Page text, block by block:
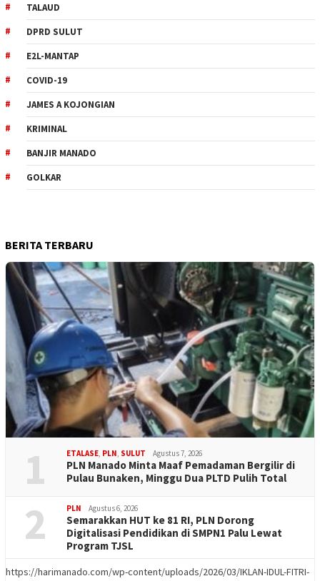
TALAUD
DPRD SULUT
E2L-MANTAP
COVID-19
JAMES A KOJONGIAN
KRIMINAL
BANJIR MANADO
GOLKAR
BERITA TERBARU
1 ETALASE PLN SULUT Agustus 7, 2026
PLN Manado Minta Maaf Pemadaman Bergilir di
Pulau Bunaken, Minggu Dua PLTD Pulih Total
2 PLN Agustus 6, 2026
Semarakkan HUT ke 81 RI, PLN Dorong
Digitalisasi Pendidikan di SMPN1 Palu Lewat
Program TJSL
https://harimanado.com/wp-content/uploads/2026/03/IKLAN-IDUL-FITRI-